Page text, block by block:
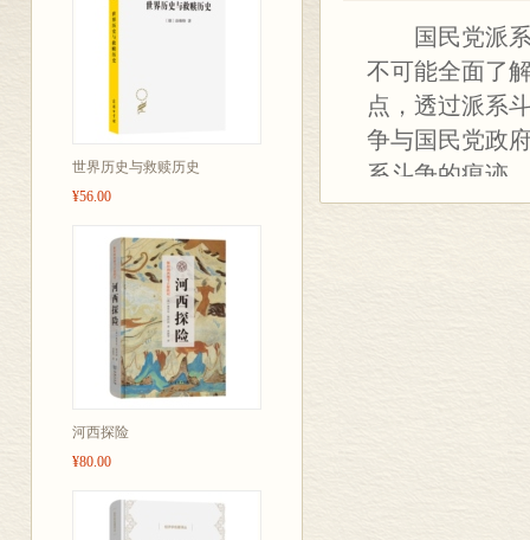
世界历史与救赎历史
¥56.00
河西探险
¥80.00
国民党派系
不可能全面了
点，透过派系
争与国民党政
系斗争的痕迹